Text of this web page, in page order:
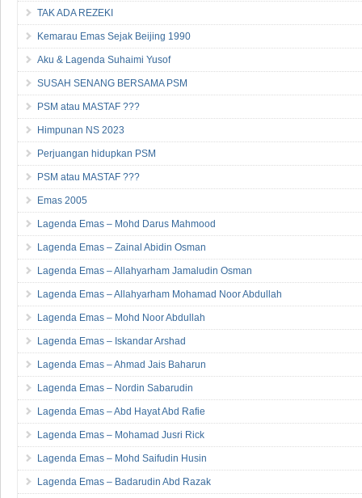
TAK ADA REZEKI
Kemarau Emas Sejak Beijing 1990
Aku & Lagenda Suhaimi Yusof
SUSAH SENANG BERSAMA PSM
PSM atau MASTAF ???
Himpunan NS 2023
Perjuangan hidupkan PSM
PSM atau MASTAF ???
Emas 2005
Lagenda Emas – Mohd Darus Mahmood
Lagenda Emas – Zainal Abidin Osman
Lagenda Emas – Allahyarham Jamaludin Osman
Lagenda Emas – Allahyarham Mohamad Noor Abdullah
Lagenda Emas – Mohd Noor Abdullah
Lagenda Emas – Iskandar Arshad
Lagenda Emas – Ahmad Jais Baharun
Lagenda Emas – Nordin Sabarudin
Lagenda Emas – Abd Hayat Abd Rafie
Lagenda Emas – Mohamad Jusri Rick
Lagenda Emas – Mohd Saifudin Husin
Lagenda Emas – Badarudin Abd Razak